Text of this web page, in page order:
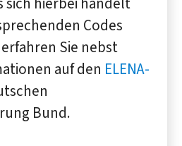
Codes
Sie nebst
auf den ELENA-
Bund.